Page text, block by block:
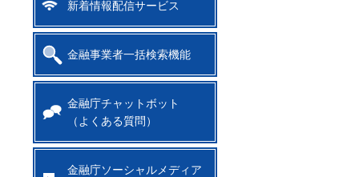
新着情報配信サービス
金融事業者一括検索機能
金融庁チャットボット
（よくある質問）
金融庁ソーシャルメディア